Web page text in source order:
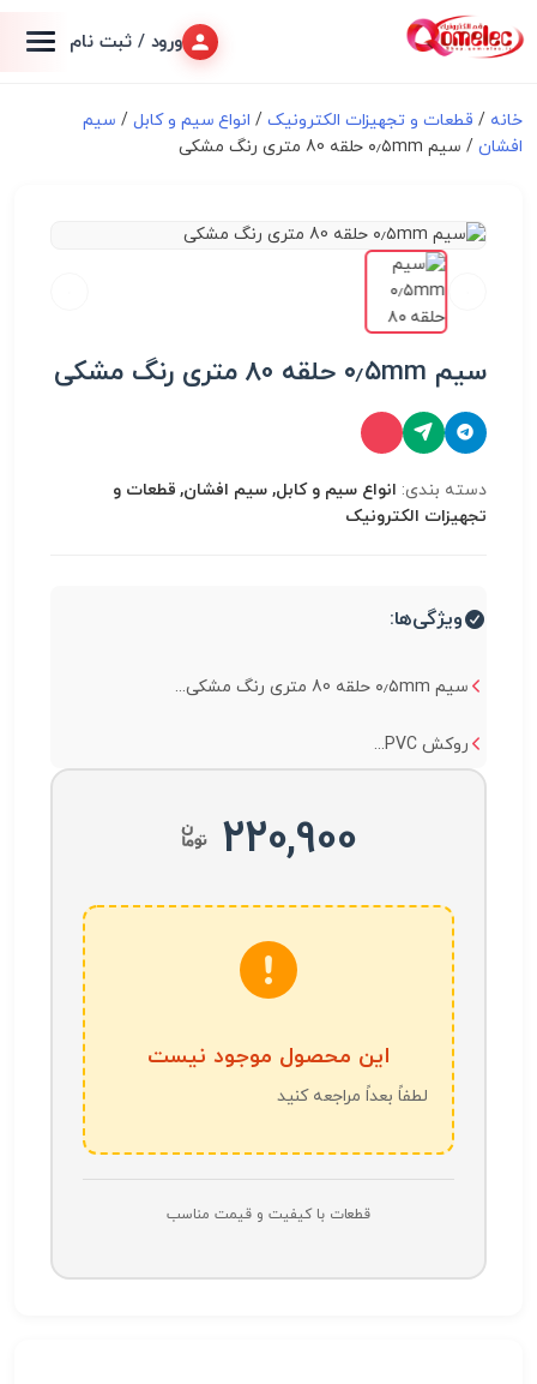
ورود / ثبت نام
خانه / قطعات و تجهیزات الکترونیک/ انواع سیم و کابل/ سیم
افشان / سیم ۰٫۵mm حلقه 80 متری رنگ مشکی
سیم ۰٫۵mm حلقه 80 متری رنگ مشکی
دسته بندی: انواع سیم و کابل, سیم افشان, قطعات و
تجهیزات الکترونیک
ویژگی‌ها:
سیم ۰٫۵mm حلقه 80 متری رنگ مشکی...
روکش PVC...
220,900
این محصول موجود نیست
لطفاً بعداً مراجعه کنید
قطعات با کیفیت و قیمت مناسب